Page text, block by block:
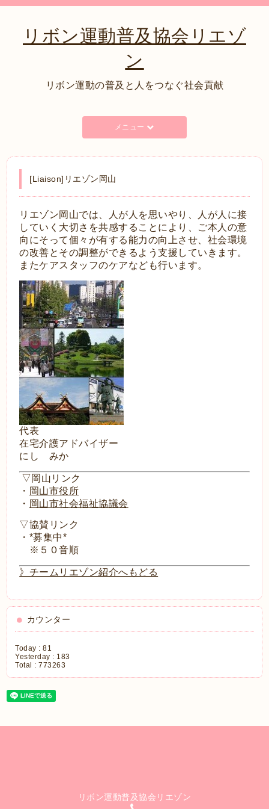
リボン運動普及協会リエゾ
ン
リボン運動の普及と人をつなぐ社会貢献
メニュー
[Liaison]リエゾン岡山
リエゾン岡山では、人が人を思いやり、人が人に接
していく大切さを共感することにより、ご本人の意
向にそって個々が有する能力の向上させ、社会環境
の改善とその調整ができるよう支援していきます。
またケアスタッフのケアなども行います。
代表
在宅介護アドバイザー
にし みか
▽岡山リンク
・ 岡山市役所
・ 岡山市社会福祉協議会
▽協賛リンク
・ *募集中*
※５０音順
》チームリエゾン紹介へもどる
カウンター
Today :81
Yesterday : 183
Total :773263
リボン運動普及協会リエゾン